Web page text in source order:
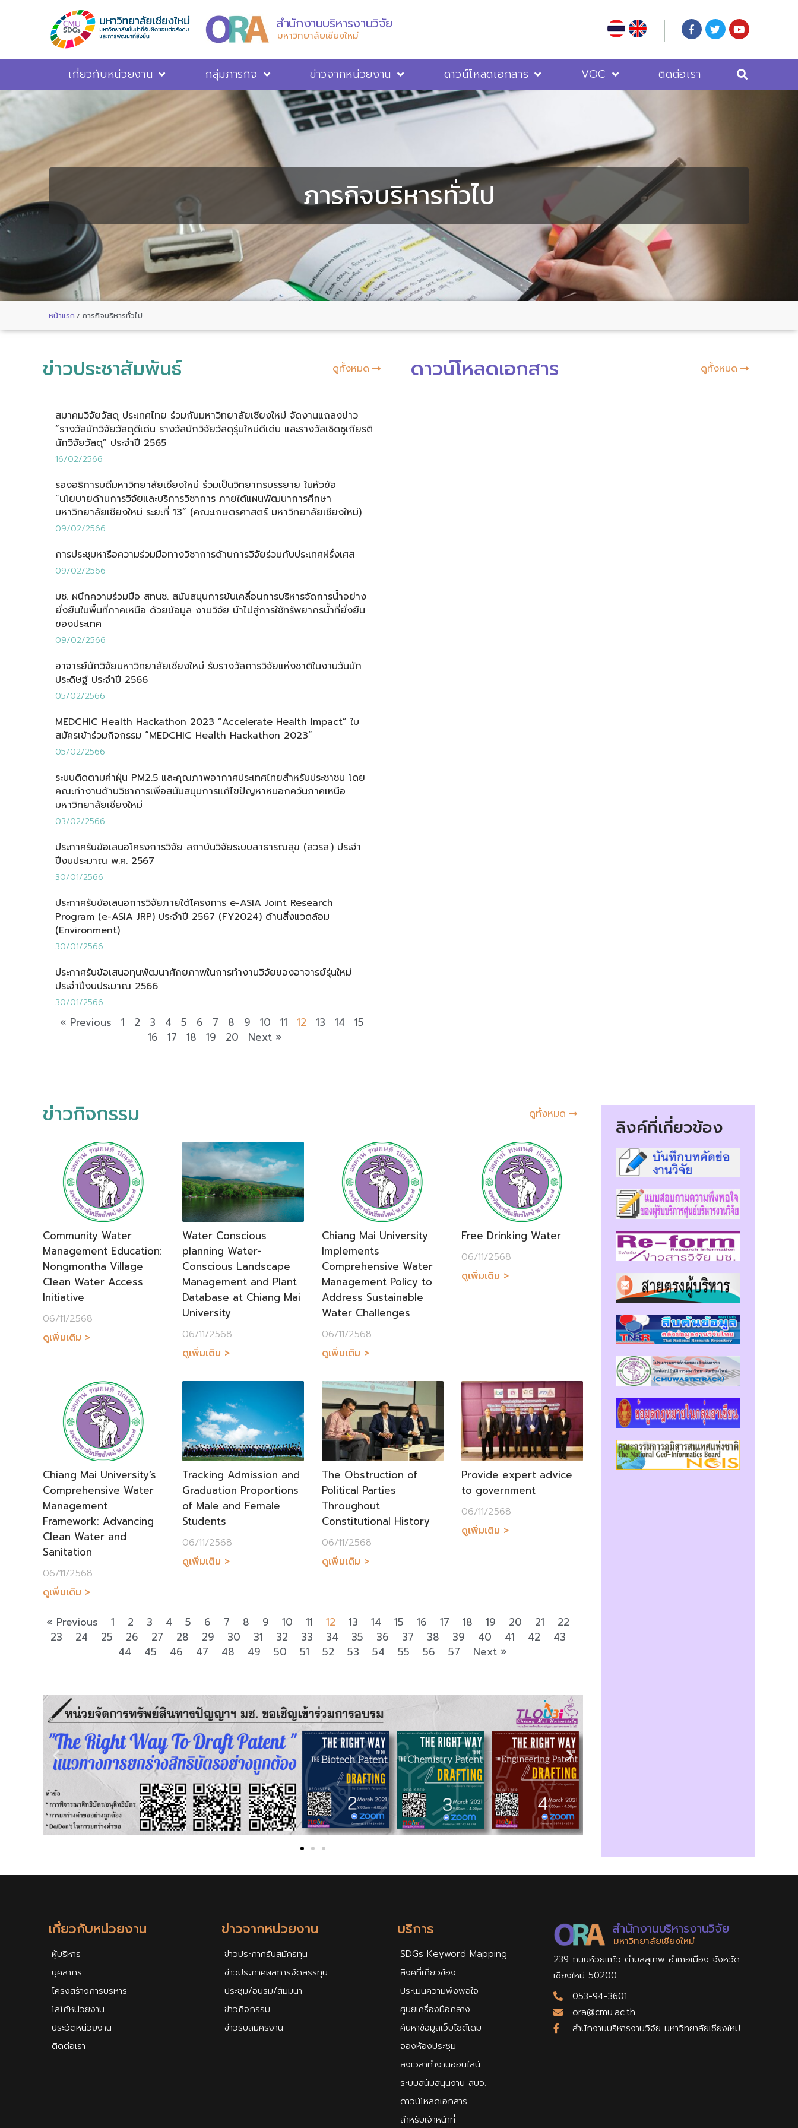
สำนักงานบริหารงานวิจัย
มหาวิทยาลัยเชียงใหม่
เกี่ยวกับหน่วยงาน กลุ่มภารกิจ ข่าวจากหน่วยงาน ดาวน์โหลดเอกสาร VOC ติดต่อเรา
ภารกิจบริหารทั่วไป
หน้าแรก / ภารกิจบริหารทั่วไป
ข่าวประชาสัมพันธ์ ดูทั้งหมด
สมาคมวิจัยวัสดุ ประเทศไทย ร่วมกับมหาวิทยาลัยเชียงใหม่ จัดงานแถลงข่าว
“รางวัลนักวิจัยวัสดุดีเด่น รางวัลนักวิจัยวัสดุรุ่นใหม่ดีเด่น และรางวัลเชิดชูเกียรติ
นักวิจัยวัสดุ” ประจำปี 2565
16/02/2566
รองอธิการบดีมหาวิทยาลัยเชียงใหม่ ร่วมเป็นวิทยากรบรรยาย ในหัวข้อ
“นโยบายด้านการวิจัยและบริการวิชาการ ภายใต้แผนพัฒนาการศึกษา
มหาวิทยาลัยเชียงใหม่ ระยะที่ 13” (คณะเกษตรศาสตร์ มหาวิทยาลัยเชียงใหม่)
09/02/2566
การประชุมหารือความร่วมมือทางวิชาการด้านการวิจัยร่วมกับประเทศฝรั่งเศส
09/02/2566
มช. ผนึกความร่วมมือ สทนช. สนับสนุนการขับเคลื่อนการบริหารจัดการน้ำอย่าง
ยั่งยืนในพื้นที่ภาคเหนือ ด้วยข้อมูล งานวิจัย นำไปสู่การใช้ทรัพยากรน้ำที่ยั่งยืน
ของประเทศ
09/02/2566
อาจารย์นักวิจัยมหาวิทยาลัยเชียงใหม่ รับรางวัลการวิจัยแห่งชาติในงานวันนัก
ประดิษฐ์ ประจำปี 2566
05/02/2566
MEDCHIC Health Hackathon 2023 “Accelerate Health Impact” ใบ
สมัครเข้าร่วมกิจกรรม “MEDCHIC Health Hackathon 2023”
05/02/2566
ระบบติดตามค่าฝุ่น PM2.5 และคุณภาพอากาศประเทศไทยสำหรับประชาชน โดย
คณะทำงานด้านวิชาการเพื่อสนับสนุนการแก้ไขปัญหาหมอกควันภาคเหนือ
มหาวิทยาลัยเชียงใหม่
03/02/2566
ประกาศรับข้อเสนอโครงการวิจัย สถาบันวิจัยระบบสาธารณสุข (สวรส.) ประจำ
ปีงบประมาณ พ.ศ. 2567
30/01/2566
ประกาศรับข้อเสนอการวิจัยภายใต้โครงการ e-ASIA Joint Research
Program (e-ASIA JRP) ประจำปี 2567 (FY2024) ด้านสิ่งแวดล้อม
(Environment)
30/01/2566
ประกาศรับข้อเสนอทุนพัฒนาศักยภาพในการทำงานวิจัยของอาจารย์รุ่นใหม่
ประจำปีงบประมาณ 2566
30/01/2566
« Previous 1 2 3 4 5 6 7 8 9 10 11 12 13 14
15
16
17 18 19 20 Next »
ดาวน์โหลดเอกสาร ดูทั้งหมด
ข่าวกิจกรรม ดูทั้งหมด
Community Water
Management Education:
Nongmontha Village
Clean Water Access
Initiative
06/11/2568
ดูเพิ่มเติม >
Water Conscious
planning Water-
Conscious Landscape
Management and Plant
Database at Chiang Mai
University
06/11/2568
ดูเพิ่มเติม >
Chiang Mai University
Implements
Comprehensive Water
Management Policy to
Address Sustainable
Water Challenges
06/11/2568
ดูเพิ่มเติม >
Free Drinking Water
06/11/2568
ดูเพิ่มเติม >
Chiang Mai University’s
Comprehensive Water
Management
Framework: Advancing
Clean Water and
Sanitation
06/11/2568
ดูเพิ่มเติม >
Tracking Admission and
Graduation Proportions
of Male and Female
Students
06/11/2568
ดูเพิ่มเติม >
The Obstruction of
Political Parties
Throughout
Constitutional History
06/11/2568
ดูเพิ่มเติม >
Provide expert advice
to government
06/11/2568
ดูเพิ่มเติม >
« Previous 1 2 3 4 5 6 7 8 9 10 11 12 13 14 15 16 17 18 19 20 21
22
23
24 25 26 27 28 29 30 31 32 33 34 35 36 37 38 39 40 41 42
43
44
45 46 47 48 49 50 51 52 53 54 55 56 57 Next »
ลิงค์ที่เกี่ยวข้อง
เกี่ยวกับหน่วยงาน
ผู้บริหาร
บุคลากร
โครงสร้างการบริหาร
โลโก้หน่วยงาน
ประวัติหน่วยงาน
ติดต่อเรา
ข่าวจากหน่วยงาน
ข่าวประกาศรับสมัครทุน
ข่าวประกาศผลการจัดสรรทุน
ประชุม/อบรม/สัมมนา
ข่าวกิจกรรม
ข่าวรับสมัครงาน
บริการ
SDGs Keyword Mapping
ลิงค์ที่เกี่ยวข้อง
ประเมินความพึงพอใจ
ศูนย์เครื่องมือกลาง
ค้นหาข้อมูลเว็บไซต์เดิม
จองห้องประชุม
ลงเวลาทำงานออนไลน์
ระบบสนับสนุนงาน สบว.
ดาวน์โหลดเอกสาร
สำหรับเจ้าหน้าที่
สำนักงานบริหารงานวิจัย
มหาวิทยาลัยเชียงใหม่
239 ถนนห้วยแก้ว ตำบลสุเทพ อำเภอเมือง จังหวัด
เชียงใหม่ 50200
053-94-3601
ora@cmu.ac.th
สำนักงานบริหารงานวิจัย มหาวิทยาลัยเชียงใหม่